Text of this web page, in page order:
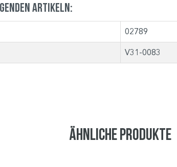
Artikeln:
02789
V31-0083
Ähnliche Produkte